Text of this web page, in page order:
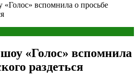
«Голос» вспомнила о просьбе
«Голос» вспомнила
раздеться